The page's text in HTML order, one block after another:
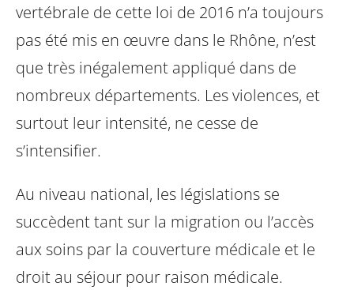
vertébrale de cette loi de 2016 n’a toujours
pas été mis en œuvre dans le Rhône, n’est
que très inégalement appliqué dans de
nombreux départements. Les violences, et
surtout leur intensité, ne cesse de
s’intensifier.
Au niveau national, les législations se
succèdent tant sur la migration ou l’accès
aux soins par la couverture médicale et le
droit au séjour pour raison médicale.